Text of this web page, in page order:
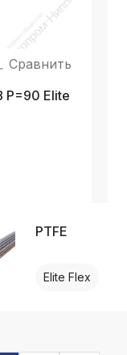
Сравнить
P=90 Elite
PTFE
Elite Flex